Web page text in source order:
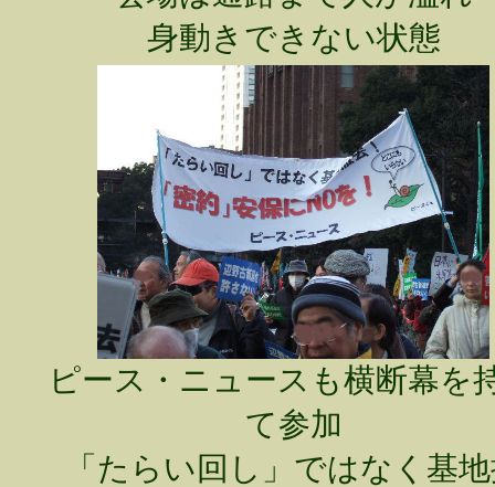
身動きできない状態
ピース・ニュースも横断幕を
て参加
「たらい回し」ではなく基